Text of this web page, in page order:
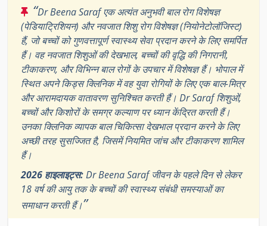
“Dr Beena Saraf एक अत्यंत अनुभवी बाल रोग विशेषज्ञ
(पेडियाट्रिशियन) और नवजात शिशु रोग विशेषज्ञ (नियोनेटोलॉजिस्ट)
हैं, जो बच्चों को गुणवत्तापूर्ण स्वास्थ्य सेवा प्रदान करने के लिए समर्पित
हैं। वह नवजात शिशुओं की देखभाल, बच्चों की वृद्धि की निगरानी,
टीकाकरण, और विभिन्न बाल रोगों के उपचार में विशेषज्ञ हैं। भोपाल में
स्थित अपने किड्स क्लिनिक में वह युवा रोगियों के लिए एक बाल-मित्र
और आरामदायक वातावरण सुनिश्चित करती हैं। Dr Saraf शिशुओं,
बच्चों और किशोरों के समग्र कल्याण पर ध्यान केंद्रित करती हैं।
उनका क्लिनिक व्यापक बाल चिकित्सा देखभाल प्रदान करने के लिए
अच्छी तरह सुसज्जित है, जिसमें नियमित जांच और टीकाकरण शामिल
हैं।
2026 हाइलाइट्स:Dr Beena Saraf जीवन के पहले दिन से लेकर
18 वर्ष की आयु तक के बच्चों की स्वास्थ्य संबंधी समस्याओं का
समाधान करती हैं।”